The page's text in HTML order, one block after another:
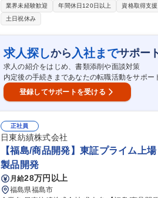
ーバーホール、機器更新、改良改善・突発故障
【業務割合】改善申請30％、新規ライン導入40
入を中心に担当いただく予定。 【富士宮工場
器/癒着防止剤/人工肺回路（エクモ）/血液バッグ等を製造。 募集職種 【静岡/富士宮工場
テナンス/異業界歓迎/年休124日
業界未経験歓迎 年間休日120日以上 資格取得支援
土日祝休み
求人探しから 入社までサポー
求人の紹介をはじめ、書類添削や面談対策
内定後の手続きまであなたの転職活動をサポー
登録してサポートを受ける
正社員
日東紡績株式会社
【福島/商品開発】東証プライム
製品開発
月給28万円以上
福島県福島市